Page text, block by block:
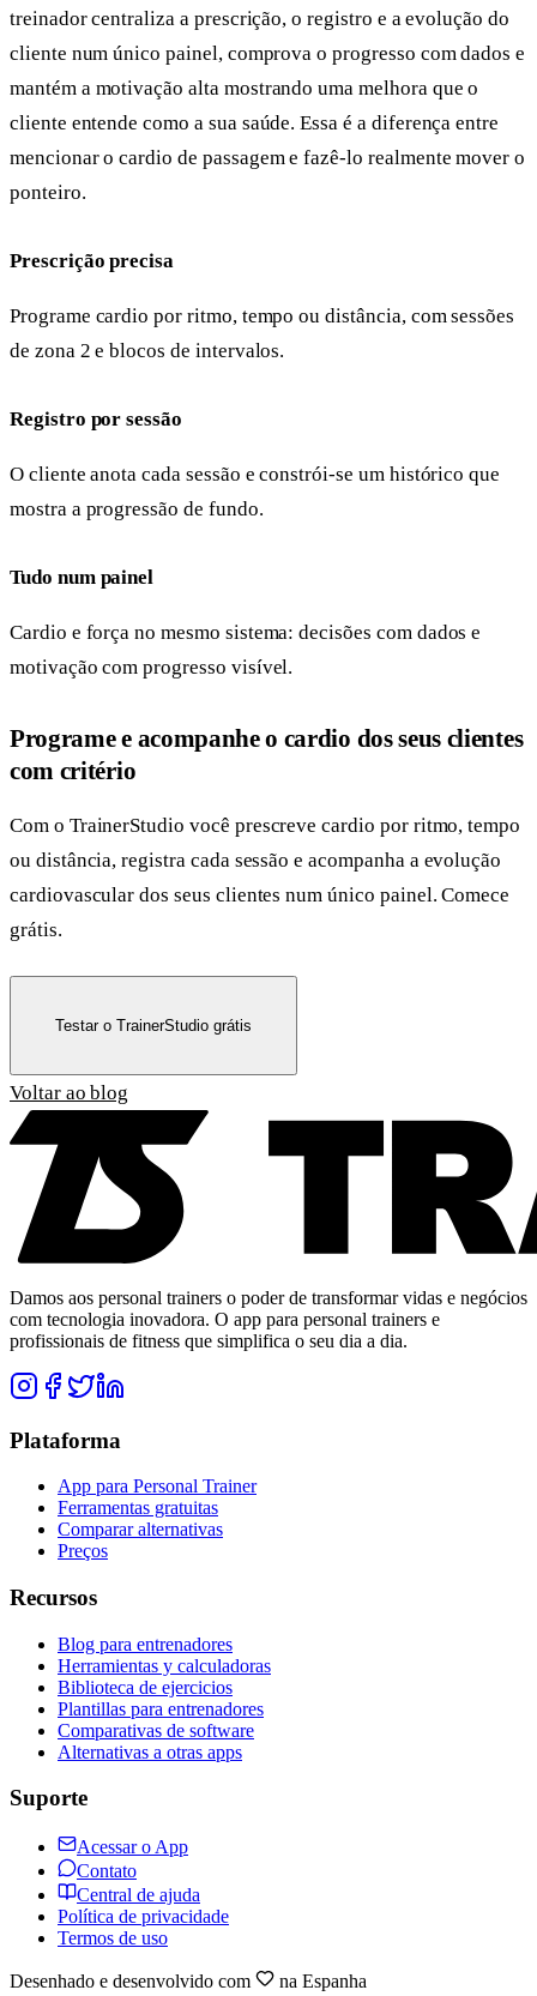
treinador centraliza a prescrição, o registro e a evolução do
cliente num único painel, comprova o progresso com dados e
mantém a motivação alta mostrando uma melhora que o
cliente entende como a sua saúde. Essa é a diferença entre
mencionar o cardio de passagem e fazê-lo realmente mover o
ponteiro.
Prescrição precisa
Programe cardio por ritmo, tempo ou distância, com sessões
de zona 2 e blocos de intervalos.
Registro por sessão
O cliente anota cada sessão e constrói-se um histórico que
mostra a progressão de fundo.
Tudo num painel
Cardio e força no mesmo sistema: decisões com dados e
motivação com progresso visível.
Programe e acompanhe o cardio dos seus clientes
com critério
Com o TrainerStudio você prescreve cardio por ritmo, tempo
ou distância, registra cada sessão e acompanha a evolução
cardiovascular dos seus clientes num único painel. Comece
grátis.
Testar o TrainerStudio grátis
Voltar ao blog
Damos aos personal trainers o poder de transformar vidas e negócios
com tecnologia inovadora. O app para personal trainers e
profissionais de fitness que simplifica o seu dia a dia.
Plataforma
App para Personal Trainer
Ferramentas gratuitas
Comparar alternativas
Preços
Recursos
Blog para entrenadores
Herramientas y calculadoras
Biblioteca de ejercicios
Plantillas para entrenadores
Comparativas de software
Alternativas a otras apps
Suporte
Acessar o App
Contato
Central de ajuda
Política de privacidade
Termos de uso
Desenhado e desenvolvido com
na Espanha